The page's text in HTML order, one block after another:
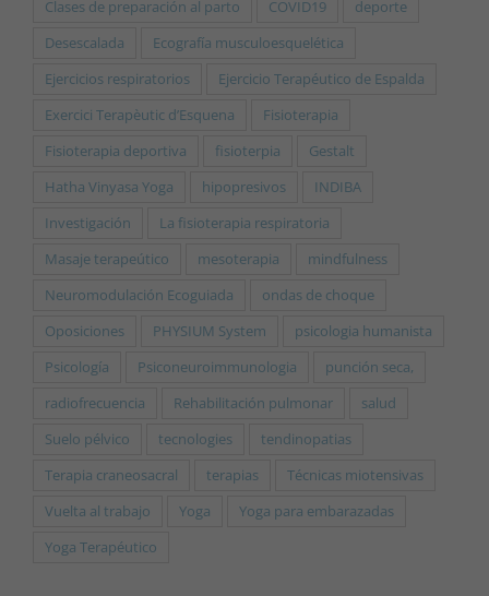
Clases de preparación al parto COVID19
deporte
Desescalada
Ecografía musculoesquelética
Ejercicios respiratorios
Ejercicio Terapéutico de Espalda
Exercici Terapèutic d’Esquena
Fisioterapia
Fisioterapia deportiva
fisioterpia
Gestalt
Hatha Vinyasa Yoga
hipopresivos
INDIBA
Investigación
La fisioterapia respiratoria
Masaje terapeútico
mesoterapia
mindfulness
Neuromodulación Ecoguiada
ondas de choque
Oposiciones
PHYSIUM System
psicologia humanista
Psicología
Psiconeuroimmunologia
punción seca,
radiofrecuencia
Rehabilitación pulmonar
salud
Suelo pélvico
tecnologies
tendinopatias
Terapia craneosacral
terapias
Técnicas miotensivas
Vuelta al trabajo
Yoga
Yoga para embarazadas
Yoga Terapéutico